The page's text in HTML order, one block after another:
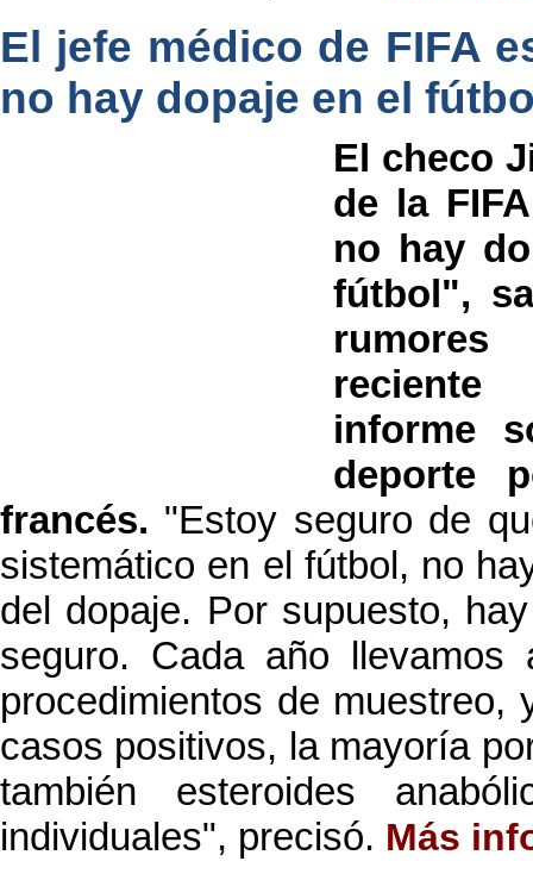
El jefe médico de FIFA
no hay dopaje en el
El checo
de la
no hay
fútbol",
informe
deporte
francés. "Estoy seguro de
sistemático en el fútbol, no
del dopaje. Por supuesto,
seguro. Cada año
procedimientos de
casos positivos, la mayoría
también esteroides
individuales", precisó. Más